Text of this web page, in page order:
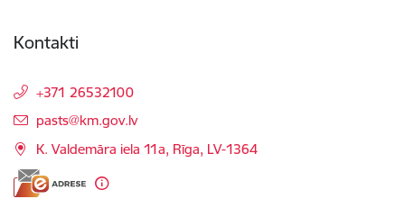
Kontakti
+371 26532100
E-pasts:
pasts@km.gov.lv
K. Valdemāra iela 11a, Rīga, LV-1364